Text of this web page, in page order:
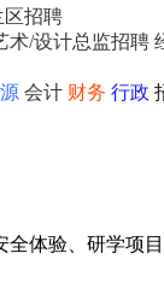
区招聘
术/设计总监招聘
会计 财务 行政
体验、研学项